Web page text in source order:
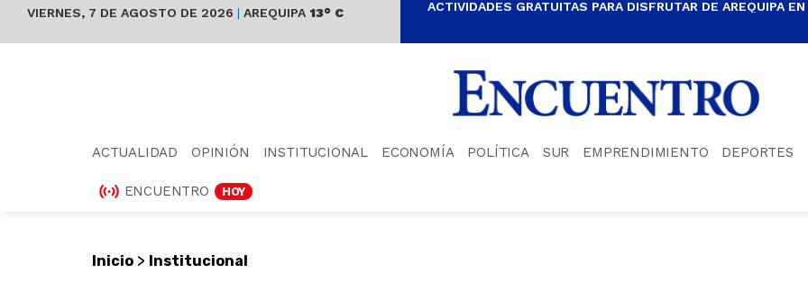
VIERNES, 7 DE AGOSTO DE 2026 | AREQUIPA 13° C ACTIVIDADES GRATUITAS PARA DISFRUTAR DE AREQUIPA
ACTUALIDAD OPINIÓN INSTITUCIONAL ECONOMÍA POLÍTICA SUR EMPRENDIMIENTO DEPORTES
ENCUENTRO HOY
Inicio > Institucional